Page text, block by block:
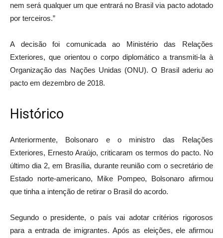
nem será qualquer um que entrará no Brasil via pacto adotado
por terceiros.”
A decisão foi comunicada ao Ministério das Relações
Exteriores, que orientou o corpo diplomático a transmiti-la à
Organização das Nações Unidas (ONU). O Brasil aderiu ao
pacto em dezembro de 2018.
Histórico
Anteriormente, Bolsonaro e o ministro das Relações
Exteriores, Ernesto Araújo, criticaram os termos do pacto. No
último dia 2, em Brasília, durante reunião com o secretário de
Estado norte-americano, Mike Pompeo, Bolsonaro afirmou
que tinha a intenção de retirar o Brasil do acordo.
Segundo o presidente, o país vai adotar critérios rigorosos
para a entrada de imigrantes. Após as eleições, ele afirmou